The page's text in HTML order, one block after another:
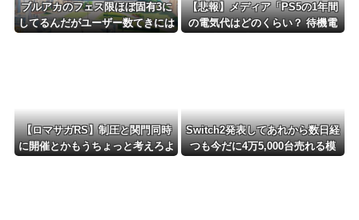
ブルアカのフェス限ほぼ固有3に
してるんだがユーザー数てきには
【悲報】メディア「PS5の1年間
の電気代はどのくらい？ 待機電
【ロマサガRS】制圧と関門同時
に開催とかもうちょっと考えろよ
Switch2発表してあれから数日経
つも今だに4万5,000台売れる模